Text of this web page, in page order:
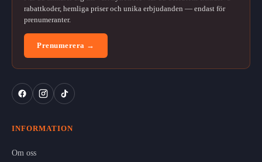
rabattkoder, hemliga priser och unika erbjudanden — endast för
prenumeranter.
Prenumerera →
INFORMATION
Om oss